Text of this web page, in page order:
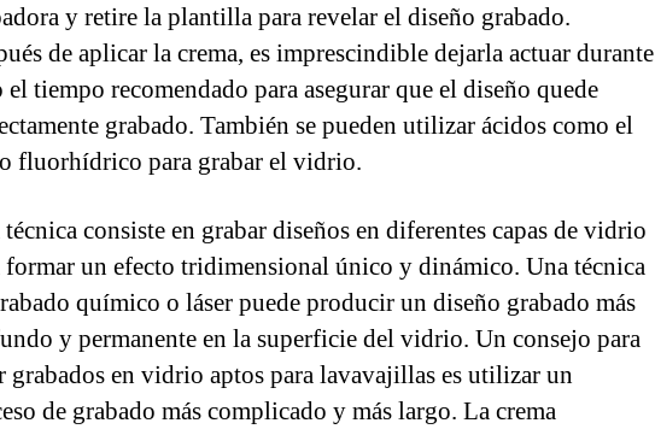
y retire la plantilla para revelar el diseño grabado.
de aplicar la crema, es imprescindible dejarla actuar durante
el tiempo recomendado para asegurar que el diseño quede
grabado. También se pueden utilizar ácidos como el
fluorhídrico para grabar el vidrio.
técnica consiste en grabar diseños en diferentes capas de vidrio
formar un efecto tridimensional único y dinámico. Una técnica
químico o láser puede producir un diseño grabado más
y permanente en la superficie del vidrio. Un consejo para
grabados en vidrio aptos para lavavajillas es utilizar un
de grabado más complicado y más largo. La crema